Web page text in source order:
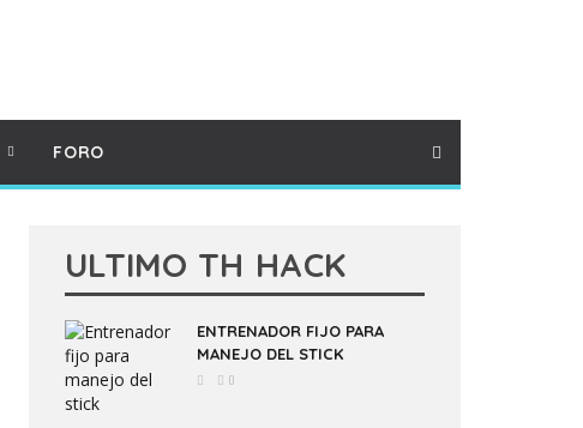
FORO
ULTIMO TH HACK
ENTRENADOR FIJO PARA
MANEJO DEL STICK
0